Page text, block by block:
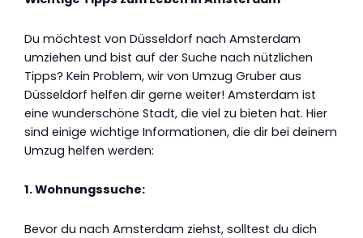
Du möchtest von Düsseldorf nach Amsterdam
umziehen und bist auf der Suche nach nützlichen
Tipps? Kein Problem, wir von Umzug Gruber aus
Düsseldorf helfen dir gerne weiter! Amsterdam ist
eine wunderschöne Stadt, die viel zu bieten hat. Hier
sind einige wichtige Informationen, die dir bei deinem
Umzug helfen werden:
1. Wohnungssuche:
Bevor du nach Amsterdam ziehst, solltest du dich